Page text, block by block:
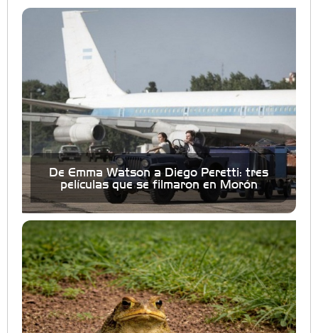
De Emma Watson a Diego Peretti: tres
películas que se filmaron en Morón